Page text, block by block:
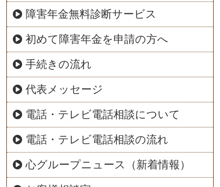
障害年金無料診断サービス
初めて障害年金を申請の方へ
手続きの流れ
代表メッセージ
電話・テレビ電話相談について
電話・テレビ電話相談の流れ
心グループニュース（新着情報）